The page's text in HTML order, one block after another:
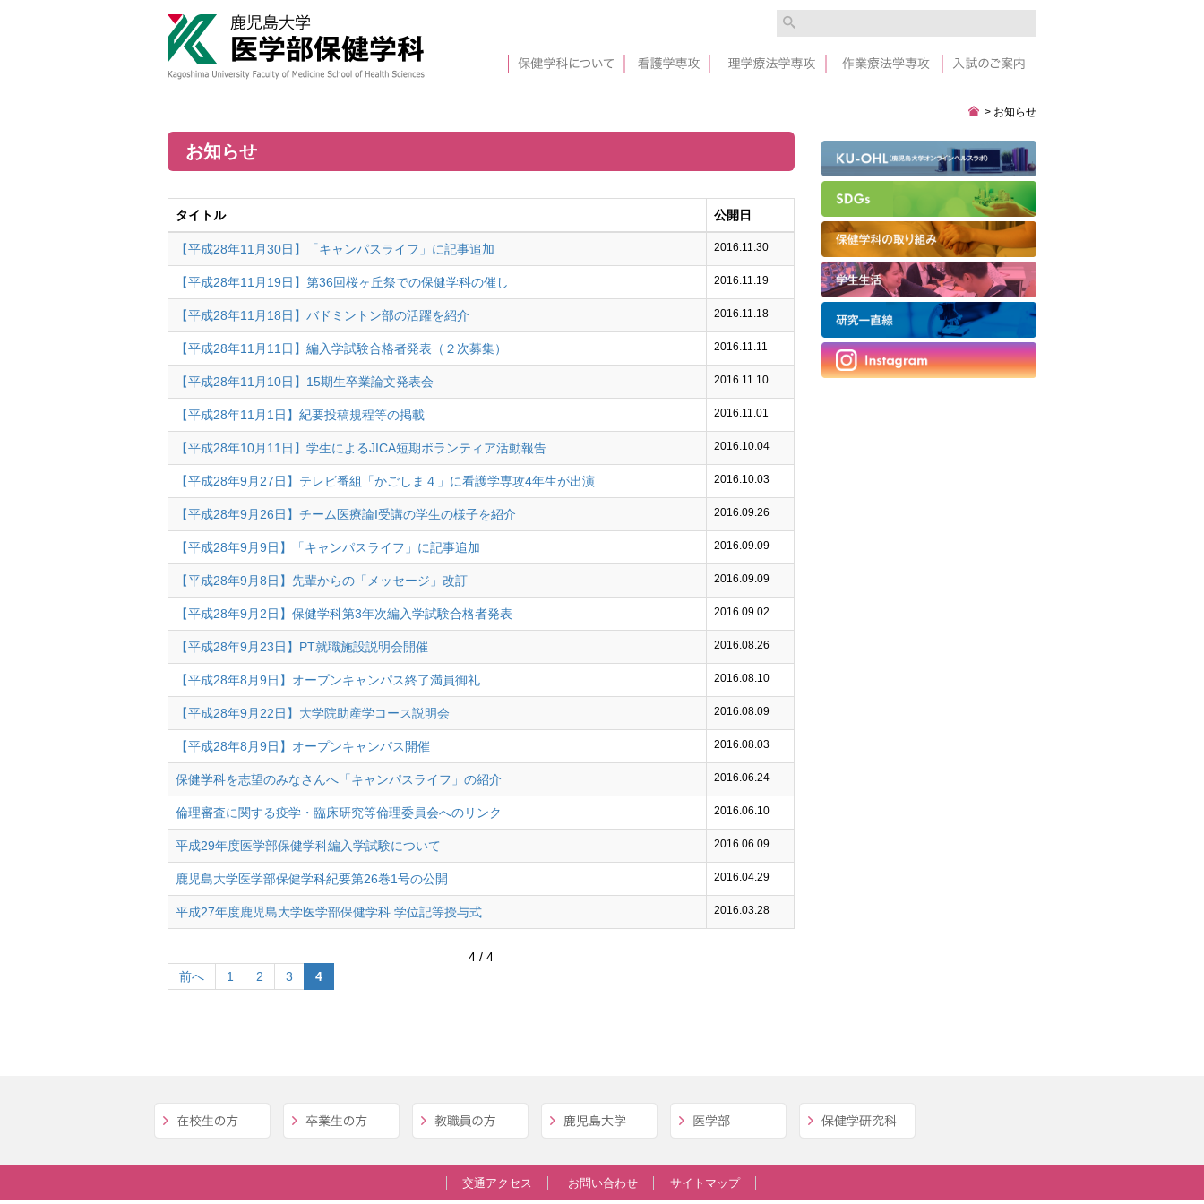
> お知らせ
お知らせ
タイトル 公開日
【平成28年11月30日】「キャンパスライフ」に記事追加 2016.11.30
【平成28年11月19日】第36回桜ヶ丘祭での保健学科の催し 2016.11.19
【平成28年11月18日】バドミントン部の活躍を紹介 2016.11.18
【平成28年11月11日】編入学試験合格者発表（２次募集） 2016.11.11
【平成28年11月10日】15期生卒業論文発表会 2016.11.10
【平成28年11月1日】紀要投稿規程等の掲載 2016.11.01
【平成28年10月11日】学生によるJICA短期ボランティア活動報告 2016.10.04
【平成28年9月27日】テレビ番組「かごしま４」に看護学専攻4年生が出演 2016.10.03
【平成28年9月26日】チーム医療論I受講の学生の様子を紹介 2016.09.26
【平成28年9月9日】「キャンパスライフ」に記事追加 2016.09.09
【平成28年9月8日】先輩からの「メッセージ」改訂 2016.09.09
【平成28年9月2日】保健学科第3年次編入学試験合格者発表 2016.09.02
【平成28年9月23日】PT就職施設説明会開催 2016.08.26
【平成28年8月9日】オープンキャンパス終了満員御礼 2016.08.10
【平成28年9月22日】大学院助産学コース説明会 2016.08.09
【平成28年8月9日】オープンキャンパス開催 2016.08.03
保健学科を志望のみなさんへ「キャンパスライフ」の紹介 2016.06.24
倫理審査に関する疫学・臨床研究等倫理委員会へのリンク 2016.06.10
平成29年度医学部保健学科編入学試験について 2016.06.09
鹿児島大学医学部保健学科紀要第26巻1号の公開 2016.04.29
平成27年度鹿児島大学医学部保健学科 学位記等授与式 2016.03.28
4 / 4
前へ
1 2 3 4
交通アクセス お問い合わせ サイトマップ